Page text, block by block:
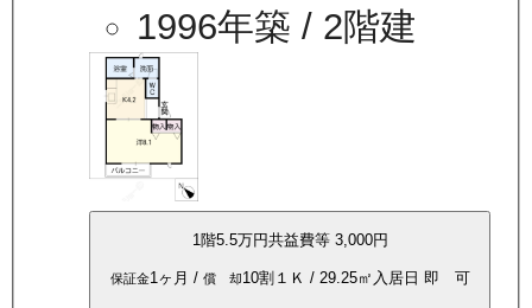
1996年築 / 2階建
1階5.5万円共益費等 3,000円
保証金1ヶ月 / 償 却10割 １Ｋ / 29.25㎡ 入居日 即 可